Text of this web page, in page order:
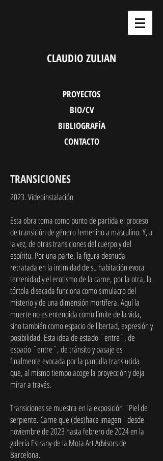
CLAUDIO ZULIAN
PROYECTOS
BIO/CV
BIBLIOGRAFÍA
CONTACTO
TRANSICIONES
2023. Videoinstalación
Esta obra toma como punto de partida el proceso
de transición de género femenino a masculino. Y, a
la vez, de otras transiciones del cuerpo y del
espíritu. Por una parte, la figura desnuda
retratada en la intimidad de su habitación evoca
terrenidad y el erotismo de la carne, por la otra, la
tórtola disecada funciona como simulacro del
misterio y de una dimensión mortífera. Aquí la
muerte no es entendida como límite de la vida,
sino también como espacio de libertad, expresión y
posibilidad. Esta idea de estado ¨entre¨, de
espacio ¨entre¨, de tránsito y pasaje es
finalmente evocada por la pantalla translucida
que, al mismo tiempo acoge la proyección y deja
mirar a través.
Transiciones se muestra en la exposición ¨Piel de
serpiente. Carne que (des)hace imagen¨ desde
noviembre de 2023 hasta febrero de 2024 en la
galería Estrany-de la Mota Art Advisors de
Barcelona.